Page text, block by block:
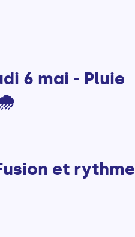
6 mai - Pluie
et rythme